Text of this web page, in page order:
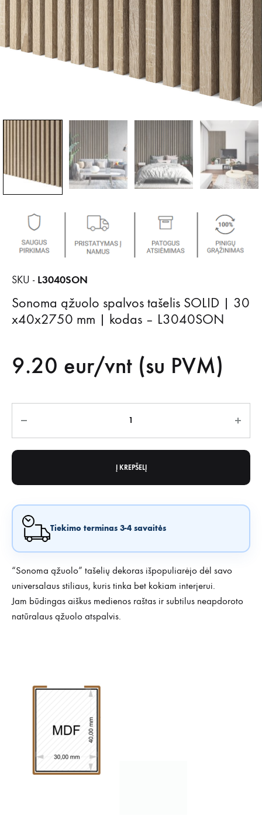
SKU - L3040SON
Sonoma ąžuolo spalvos tašelis SOLID | 30
x40x2750 mm | kodas – L3040SON
9.20 eur/vnt (su PVM)
Į KREPŠELĮ
Tiekimo terminas 3-4 savaitės
“Sonoma ąžuolo” tašelių dekoras išpopuliarėjo dėl savo
universalaus stiliaus, kuris tinka bet kokiam interjerui.
Jam būdingas aiškus medienos raštas ir subtilus neapdoroto
natūralaus ąžuolo atspalvis.